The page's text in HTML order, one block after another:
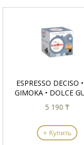
ESPRESSO DECISO
GIMOKA • DOLCE
5 190 ₸
+ Купить